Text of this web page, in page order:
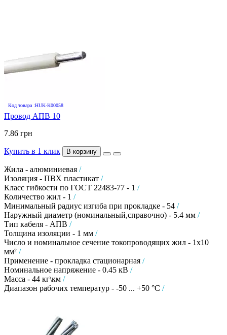
Код товара :HUK-K00058
Провод АПВ 10
7.86 грн
Купить в 1 клик В корзину
Жила - алюминиевая /
Изоляция - ПВХ пластикат /
Класс гибкости по ГОСТ 22483-77 - 1 /
Количество жил - 1 /
Минимальный радиус изгиба при прокладке - 54 /
Наружный диаметр (номинальный,справочно) - 5.4 мм /
Тип кабеля - АПВ /
Толщина изоляции - 1 мм /
Число и номинальное сечение токопроводящих жил - 1х10
мм² /
Применение - прокладка стационарная /
Номинальное напряжение - 0.45 кВ /
Масса - 44 кг\км /
Диапазон рабочих температур - -50 ... +50 °C /